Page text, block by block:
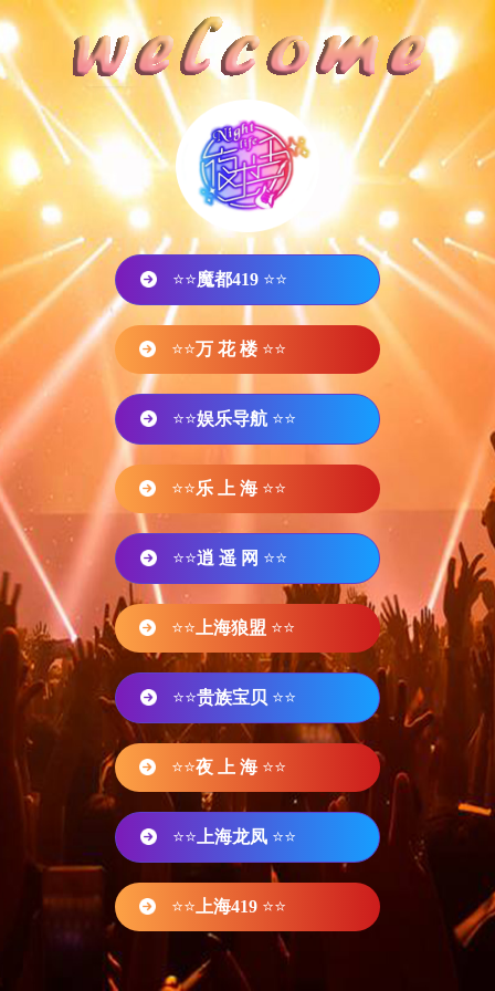
⭐⭐魔都419 ⭐⭐
⭐⭐万 花 楼 ⭐⭐
⭐⭐娱乐导航 ⭐⭐
⭐⭐乐 上 海 ⭐⭐
⭐⭐逍 遥 网 ⭐⭐
⭐⭐ 上海狼盟 ⭐⭐
⭐⭐贵族宝贝 ⭐⭐
⭐⭐夜 上 海 ⭐⭐
⭐⭐ 上海龙凤 ⭐⭐
⭐⭐ 上海419 ⭐⭐